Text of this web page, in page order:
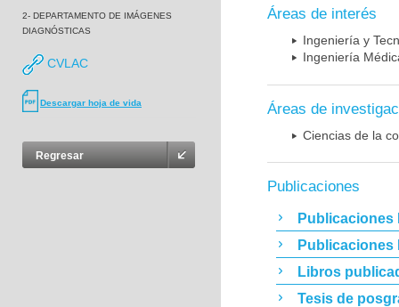
2- DEPARTAMENTO DE IMÁGENES
DIAGNÓSTICAS
CVLAC
Descargar hoja de vida
Regresar
Áreas de interés
Ingeniería y
Ingeniería
Áreas de
Ciencias de la
Publicaciones
Publicaciones
Publicaciones
Libros
Tesis de